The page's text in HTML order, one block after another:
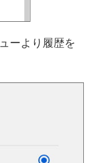
ーより履歴を